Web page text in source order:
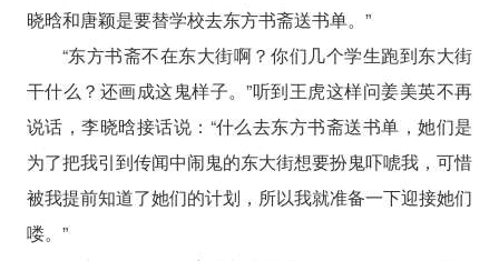
晓晗和唐颖是要替学校去东方书斋送书单。”
“东方书斋不在东大街啊？你们几个学生跑到东大街
干什么？还画成这鬼样子。”听到王虎这样问姜美英不再
说话，李晓晗接话说：“什么去东方书斋送书单，她们是
为了把我引到传闻中闹鬼的东大街想要扮鬼吓唬我，可惜
被我提前知道了她们的计划，所以我就准备一下迎接她们
喽。”